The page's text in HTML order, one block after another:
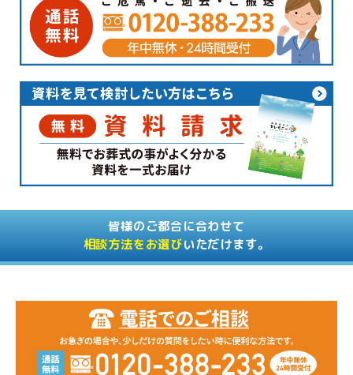
皆様のご都合に合わせて
相談方法をお選びいただけます。